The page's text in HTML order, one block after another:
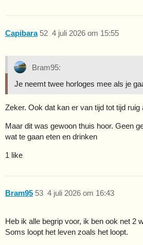
Capibara 4 juli 2026 om 15:55
52
Bram95:
Je neemt twee horloges mee als je
Zeker. Ook dat kan er van tijd tot tijd ruig
Maar dit was gewoon thuis hoor. Geen
wat te gaan eten en drinken
1 like
Bram95 4 juli 2026 om 16:43
53
Heb ik alle begrip voor, ik ben ook net 2
Soms loopt het leven zoals het loopt.